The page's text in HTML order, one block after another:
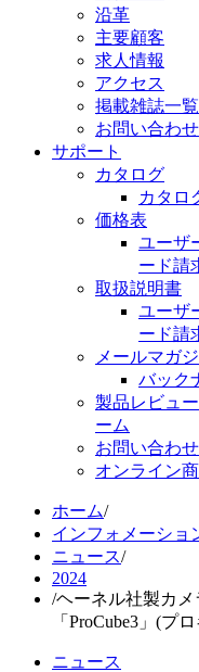
沿革
主要顧客
求人情報
アクセス
掲載雑誌一覧
お問い合わせ
サポート
カタログ
カタロ
価格表
ユーザ
ード請
取扱説明書
ユーザ
ード請
メールマガ
バック
製品レビュ
ーム
お問い合わせ
オンライン
ホーム/
インフォメーショ
ニュース/
2024
/ヘーネル社製カメ
「ProCube3」(プ
ニュース